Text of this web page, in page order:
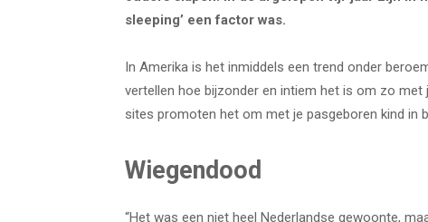
sleeping’ een factor was.
In Amerika is het inmiddels een trend onder
vertellen hoe bijzonder en intiem het is om zo met
sites promoten het om met je pasgeboren kind in
Wiegendood
“Het was een niet heel Nederlandse gewoonte,